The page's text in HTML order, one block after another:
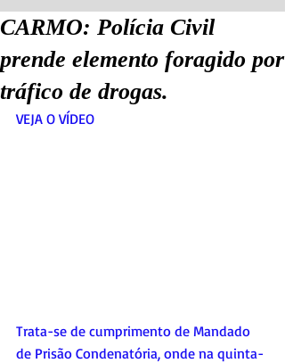
CARMO: Polícia Civil
prende elemento foragido por
tráfico de drogas.
VEJA O VÍDEO
Trata-se de cumprimento de Mandado
de Prisão Condenatória, onde na quinta-